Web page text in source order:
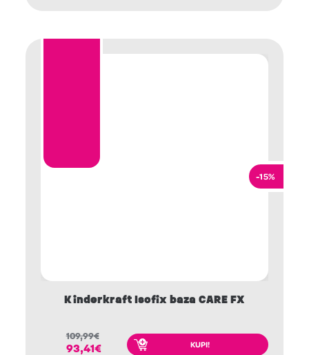
-15%
Kinderkraft Isofix baza CARE FX
109,99€
93,41€ KUPI!